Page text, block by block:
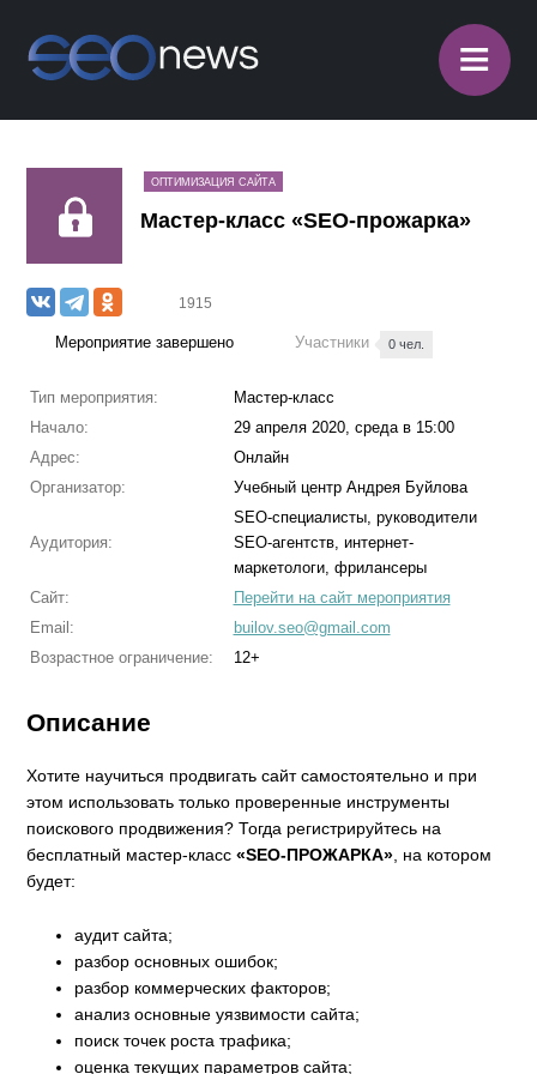
≡
ОПТИМИЗАЦИЯ САЙТА
Мастер-класс «SEO-прожарка»
1915
Мероприятие завершено Участники 0 чел.
Тип мероприятия:
Мастер-класс
Начало:
29 апреля 2020, среда в 15:00
Адрес:
Онлайн
Организатор:
Учебный центр Андрея Буйлова
Аудитория:
SEO-специалисты, руководители
SEO-агентств, интернет-
маркетологи, фрилансеры
Сайт:
Перейти на сайт мероприятия
Email:
builov.seo@gmail.com
Возрастное ограничение:
12+
Описание
Хотите научиться продвигать сайт самостоятельно и при
этом использовать только проверенные инструменты
поискового продвижения? Тогда регистрируйтесь на
бесплатный мастер-класс«SEO-ПРОЖАРКА», на котором
будет:
аудит сайта;
разбор основных ошибок;
разбор коммерческих факторов;
анализ основные уязвимости сайта;
поиск точек роста трафика;
оценка текущих параметров сайта;